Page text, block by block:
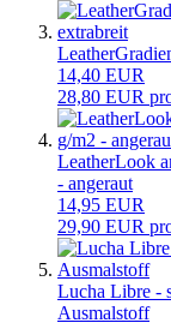
14,40 EUR
28,80 EUR
LeatherLook
- angeraut
14,95 EUR
29,90 EUR
Lucha Libre -
Ausmalstoff